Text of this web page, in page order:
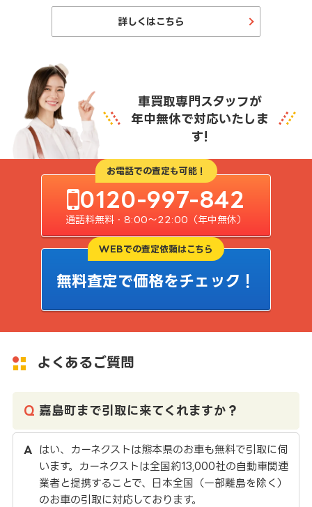
詳しくはこちら
車買取専門スタッフが
年中無休で対応いたしま
す!
お電話での査定も可能！
0120-997-842
通話料無料・8:00〜22:00（年中無休）
WEBでの査定依頼はこちら
無料査定で価格をチェック！
よくあるご質問
嘉島町まで引取に来てくれますか？
はい、カーネクストは熊本県のお車も無料で引取に伺
います。カーネクストは全国約13,000社の自動車関連
業者と提携することで、日本全国（一部離島を除く）
のお車の引取に対応しております。